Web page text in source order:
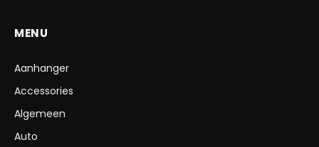
MENU
Aanhanger
Accessories
Algemeen
Auto